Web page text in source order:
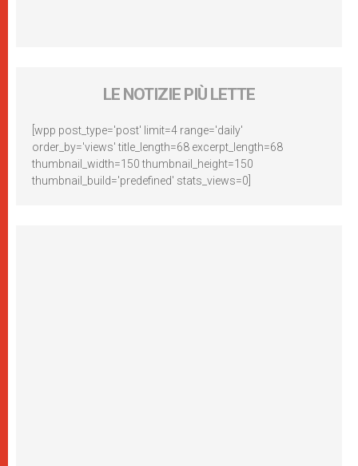
LE NOTIZIE PIÙ LETTE
[wpp post_type='post' limit=4 range='daily'
order_by='views' title_length=68 excerpt_length=68
thumbnail_width=150 thumbnail_height=150
thumbnail_build='predefined' stats_views=0]